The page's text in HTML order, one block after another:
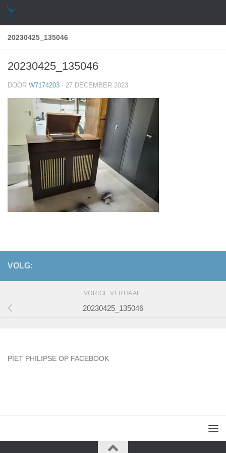
20230425_135046
20230425_135046
DOOR W7174203 · 27 DECEMBER 2023
VOLG:
VORIGE VERHAAL
20230425_135046
PIET PHILIPSE OP FACEBOOK